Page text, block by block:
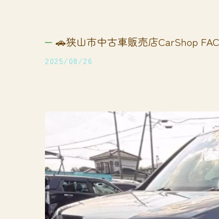
🚗狭山市中古車販売店CarShop
2025/08/26